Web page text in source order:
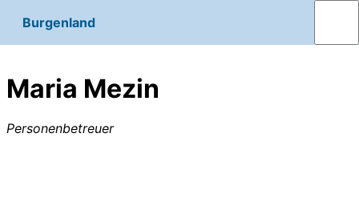
Burgenland
Maria Mezin
Personenbetreuer